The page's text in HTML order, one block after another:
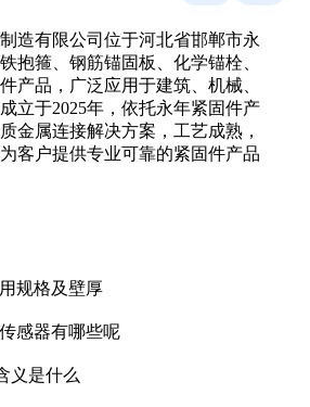
造有限公司位于河北省邯郸市永
抱箍、钢筋锚固板、化学锚栓、
产品，广泛应用于建筑、机械、
立于2025年，依托永年紧固件产
金属连接解决方案，工艺成熟，
客户提供专业可靠的紧固件产品
规格及壁厚
感器有哪些呢
义是什么